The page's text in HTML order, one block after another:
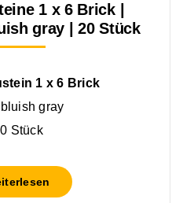
1 x 6 Brick |
gray | 20 Stück
1 x 6 Brick
gray
Stück